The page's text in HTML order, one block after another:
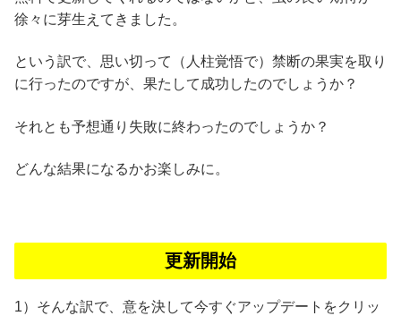
徐々に芽生えてきました。
という訳で、思い切って（人柱覚悟で）禁断の果実を取り
に行ったのですが、果たして成功したのでしょうか？
それとも予想通り失敗に終わったのでしょうか？
どんな結果になるかお楽しみに。
更新開始
1）そんな訳で、意を決して今すぐアップデートをクリッ